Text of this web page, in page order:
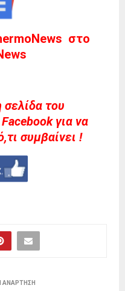
στο
σελίδα του
για να
συμβαίνει !
ΑΝΆΡΤΗΣΗ